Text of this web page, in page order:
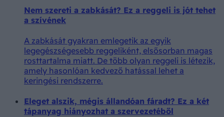
Nem szereti a zabkását? Ez a reggeli is jót tehet
a szívének
A zabkását gyakran emlegetik az egyik
legegészségesebb reggeliként, elsősorban magas
rosttartalma miatt. De több olyan reggeli is létezik,
amely hasonlóan kedvező hatással lehet a
keringési rendszerre.
Eleget alszik, mégis állandóan fáradt? Ez a két
tápanyag hiányozhat a szervezetéből